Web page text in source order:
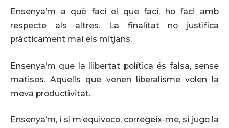
Ensenya’m a què faci el que faci, ho faci amb
respecte als altres. La finalitat no justifica
pràcticament mai els mitjans.
Ensenya’m que la llibertat política és falsa, sense
matisos. Aquells que venen liberalisme volen la
meva productivitat.
Ensenya’m, i si m’equivoco, corregeix-me, si jugo la